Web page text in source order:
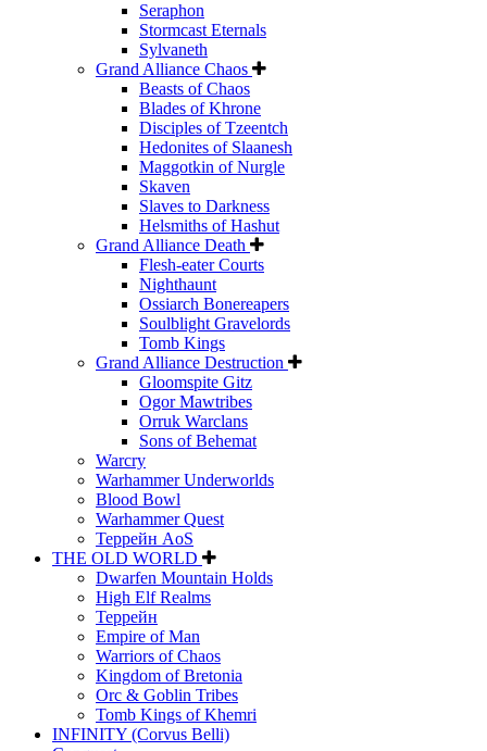
Seraphon
Stormcast Eternals
Sylvaneth
Grand Alliance Chaos
Beasts of Chaos
Blades of Khrone
Disciples of Tzeentch
Hedonites of Slaanesh
Maggotkin of Nurgle
Skaven
Slaves to Darkness
Helsmiths of Hashut
Grand Alliance Death
Flesh-eater Courts
Nighthaunt
Ossiarch Bonereapers
Soulblight Gravelords
Tomb Kings
Grand Alliance Destruction
Gloomspite Gitz
Ogor Mawtribes
Orruk Warclans
Sons of Behemat
Warcry
Warhammer Underworlds
Blood Bowl
Warhammer Quest
Террейн AoS
THE OLD WORLD
Dwarfen Mountain Holds
High Elf Realms
Террейн
Empire of Man
Warriors of Chaos
Kingdom of Bretonia
Orc & Goblin Tribes
Tomb Kings of Khemri
INFINITY (Corvus Belli)